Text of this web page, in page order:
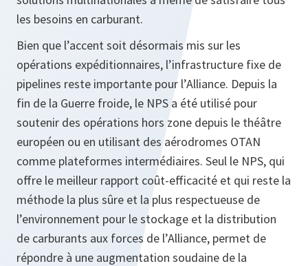
les besoins en carburant.
Bien que l’accent soit désormais mis sur les
opérations expéditionnaires, l’infrastructure fixe de
pipelines reste importante pour l’Alliance. Depuis la
fin de la Guerre froide, le NPS a été utilisé pour
soutenir des opérations hors zone depuis le théâtre
européen ou en utilisant des aérodromes OTAN
comme plateformes intermédiaires. Seul le NPS, qui
offre le meilleur rapport coût‑efficacité et qui reste la
méthode la plus sûre et la plus respectueuse de
l’environnement pour le stockage et la distribution
de carburants aux forces de l’Alliance, permet de
répondre à une augmentation soudaine de la